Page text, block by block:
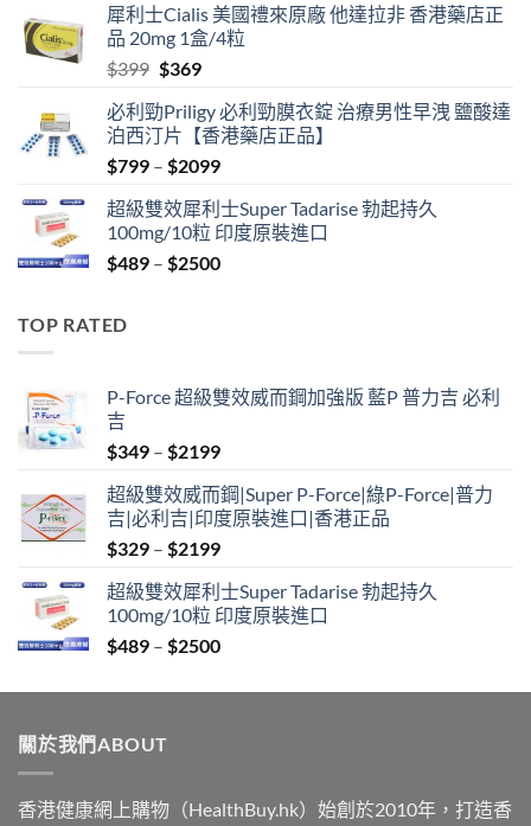
was:
$500.
is:
$450.
犀利士Cialis 美國禮來原廠 他達拉非 香港藥店正
品 20mg 1盒/4粒
$399 Original
was:
$399.
$369Current
is:
$369.
必利勁Priligy 必利勁膜衣錠 治療男性早洩 鹽酸達
泊西汀片【香港藥店正品】
$799 – $2099Price
$799
through
$2099
超級雙效犀利士Super Tadarise 勃起持久
100mg/10粒 印度原裝進口
$489 – $2500Price
TOP RATED
P-Force 超級雙效威而鋼加強版 藍P 普力吉 必利
吉
$349 – $2199Price
$349
through
$2199
超級雙效威而鋼|Super P-Force|綠P-Force|普力
吉|必利吉|印度原裝進口|香港正品
$329 – $2199Price
$329
through
$2199
超級雙效犀利士Super Tadarise 勃起持久
100mg/10粒 印度原裝進口
$489 – $2500Price
$489
關於我們ABOUT
香港健康網上購物（HealthBuy.hk）始創於2010年，打造香